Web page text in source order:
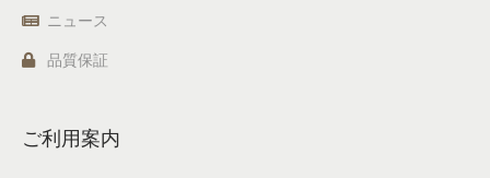
ニュース
品質保証
ご利用案内